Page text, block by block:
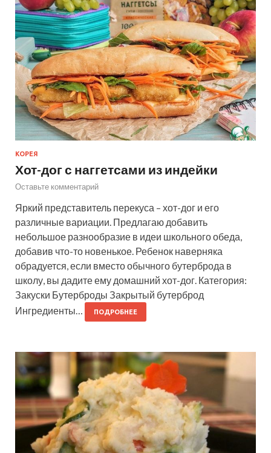
КОРЕЯ
Хот-дог с наггетсами из индейки
Оставьте комментарий
Яркий представитель перекуса – хот-дог и его
различные вариации. Предлагаю добавить
небольшое разнообразие в идеи школьного обеда,
добавив что-то новенькое. Ребенок наверняка
обрадуется, если вместо обычного бутерброда в
школу, вы дадите ему домашний хот-дог. Категория:
Закуски Бутерброды Закрытый бутерброд
Ингредиенты…
ПОДРОБНЕЕ